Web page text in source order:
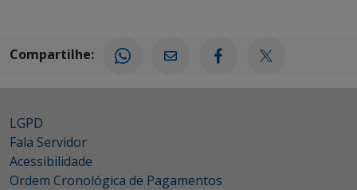
Compartilhe:
LGPD
Fala Servidor
Acessibilidade
Ordem Cronológica de Pagamentos